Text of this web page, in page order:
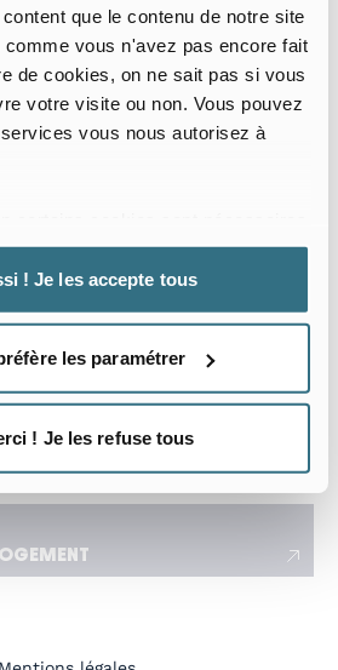
que le contenu de notre site
vous n'avez pas encore fait
de cookies, on ne sait pas si vous
votre visite ou non. Vous pouvez
vous nous autorisez à
du site web.
! Je les accepte tous
les paramétrer
! Je les refuse tous
Date de départ
Je pars le
flexible adapté à mes